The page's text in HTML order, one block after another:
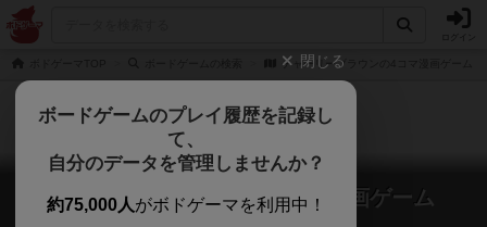
チャーリーブラウンの4コマ漫画ゲーム
チャーリーブラウンの4コマ漫画ゲーム
The Comic Strip Card Game
閉じる
ボードゲームのプレイ履歴を記録し
て、
自分のデータを管理しませんか？
約75,000人がボドゲーマを利用中！